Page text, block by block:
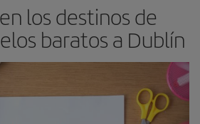
los destinos de
baratos a Dublín